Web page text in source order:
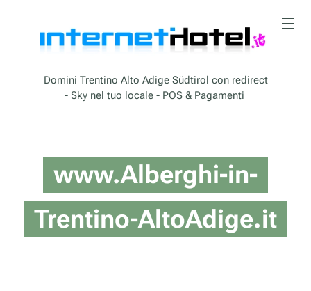
Domini Trentino Alto Adige Südtirol con redirect
- Sky nel tuo locale - POS & Pagamenti
www.Alberghi-in-
Trentino-AltoAdige.it